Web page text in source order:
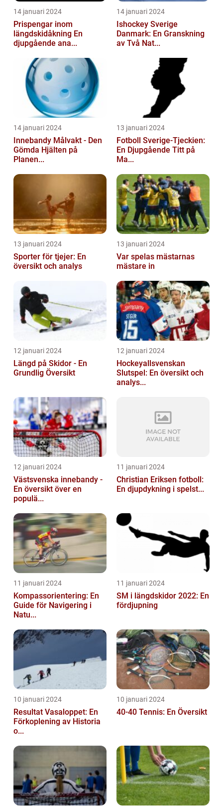
14 januari 2024
Prispengar inom
längdskidåkning En
djupgående ana...
14 januari 2024
Ishockey Sverige
Danmark: En Granskning
av Två Nat...
14 januari 2024
Innebandy Målvakt - Den
Gömda Hjälten på
Planen...
13 januari 2024
Fotboll Sverige-Tjeckien:
En Djupgående Titt på
Ma...
13 januari 2024
Sporter för tjejer: En
översikt och analys
13 januari 2024
Var spelas mästarnas
mästare in
12 januari 2024
Längd på Skidor - En
Grundlig Översikt
12 januari 2024
Hockeyallsvenskan
Slutspel: En översikt och
analys...
12 januari 2024
Västsvenska innebandy -
En översikt över en
populä...
11 januari 2024
Christian Eriksen fotboll:
En djupdykning i spelst...
11 januari 2024
Kompassorientering: En
Guide för Navigering i
Natu...
11 januari 2024
SM i längdskidor 2022: En
fördjupning
10 januari 2024
Resultat Vasaloppet: En
Förkoplening av Historia
o...
10 januari 2024
40-40 Tennis: En Översikt